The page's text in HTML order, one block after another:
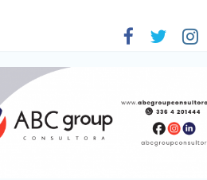
por el país, un 5,9% más que en